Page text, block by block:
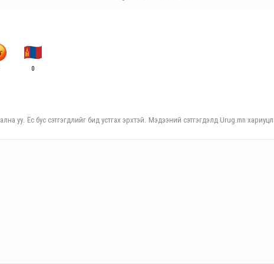
0
уу. Ёс бус сэтгэгдлийг бид устгах эрхтэй. Мэдээний сэтгэгдэлд Urug.mn